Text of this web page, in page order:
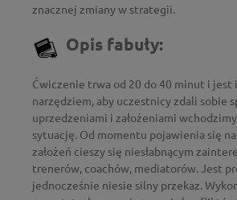
znacznej zmiany w strategii.
Opis fabuły:
Ćwiczenie trwa od 20 do 40 minut i jest
narzędziem, aby uczestnicy zdali sobie
uprzedzeniami i założeniami
sytuację. Od momentu pojawienia się na
założeń cieszy się niesłabnącym
trenerów, coachów, mediatorów. Jest
jednocześnie niesie silny przekaz.